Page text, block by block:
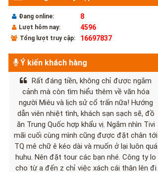
Đang online: 8
Lượt hôm nay: 4596
Tổng lượt truy cập: 16697837
Ý kiến khách hàng
Rất đáng tiền, không chỉ được ngắm
cảnh mà còn tìm hiểu thêm về văn hóa
người Miêu và lịch sử cổ trấn nữa! Hướng
dẫn viên nhiệt tình, khách sạn sạch sẽ, đồ
ăn Trung Quốc hợp khẩu vị. Ngắm nhìn Tivi
mãi cuối cùng mình cũng được đặt chân tới
TQ mê chữ ê kéo dài và muốn ở lại luôn quá
huhu. Nên đặt tour các bạn nhé. Công ty lo
cho từ a đến z chỉ việc xách cái thân lên đi